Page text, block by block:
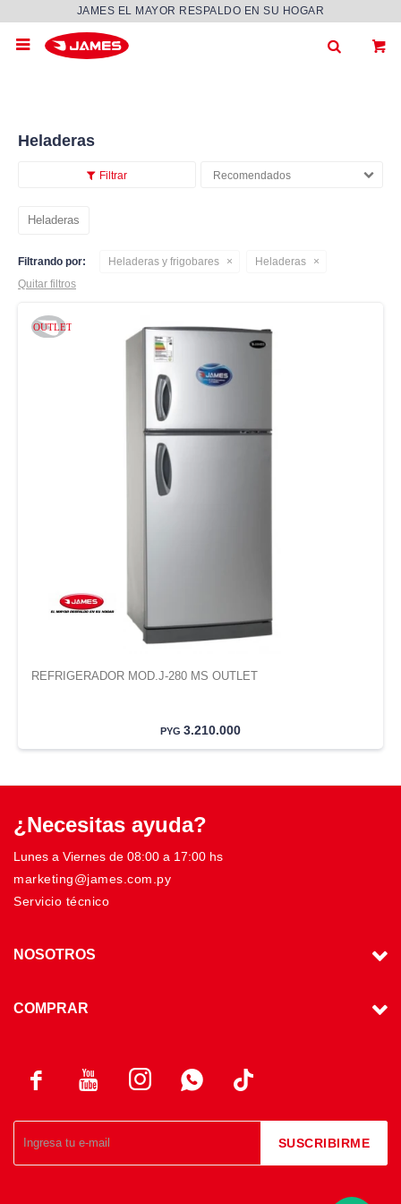
JAMES EL MAYOR RESPALDO EN SU HOGAR

Heladeras
Recomendados
Heladeras
Filtrando por: Heladeras y frigobares
Heladeras
Quitar filtros
REFRIGERADOR MOD.J-280 MS OUTLET
PYG 3.210.000
   
SUSCRIBIRME
¿Necesitas ayuda?
Lunes a Viernes de 08:00 a 17:00 hs
marketing@james.com.py
Servicio técnico
NOSOTROS
COMPRAR